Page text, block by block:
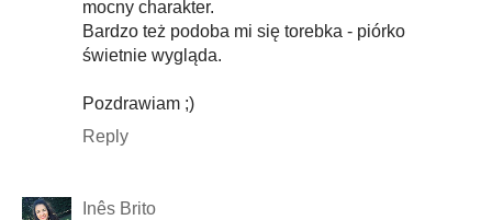
mocny charakter.
Bardzo też podoba mi się torebka - piórko
świetnie wygląda.
Pozdrawiam ;)
Reply
Inês Brito